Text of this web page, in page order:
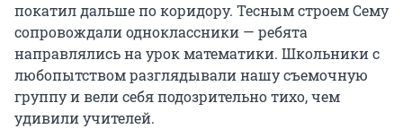
покатил дальше по коридору. Тесным строем Сему
сопровождали одноклассники — ребята
направлялись на урок математики. Школьники с
любопытством разглядывали нашу съемочную
группу и вели себя подозрительно тихо, чем
удивили учителей.